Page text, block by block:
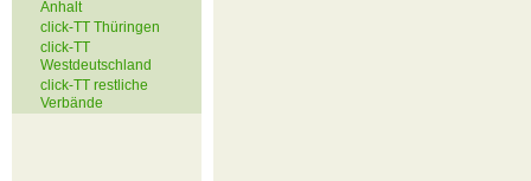
Anhalt
click-TT Thüringen
click-TT
Westdeutschland
click-TT restliche
Verbände